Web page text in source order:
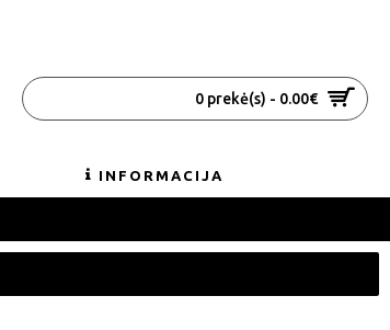
0 prekė(s) - 0.00€
INFORMACIJA